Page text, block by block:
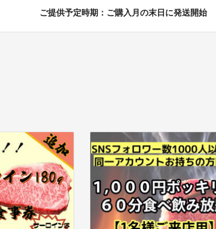
ご提供予定時期：ご購入月の末日に発送開始